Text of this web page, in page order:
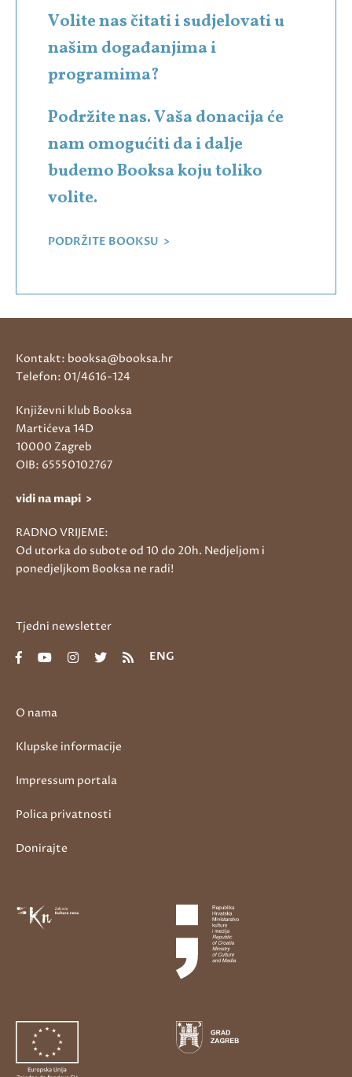
Volite nas čitati i sudjelovati u
našim događanjima i
programima?
Podržite nas. Vaša donacija će
nam omogućiti da i dalje
budemo Booksa koju toliko
volite.
PODRŽITE BOOKSU >
O nama
Klupske informacije
Impressum portala
Polica privatnosti
Donirajte
Kontakt: booksa@booksa.hr
Telefon: 01/4616-124
Književni klub Booksa
Martićeva 14D
10000 Zagreb
OIB: 65550102767
vidi na mapi >
RADNO VRIJEME:
Od utorka do subote od 10 do 20h. Nedjeljom i
ponedjeljkom Booksa ne radi!
Tjedni newsletter
ENG